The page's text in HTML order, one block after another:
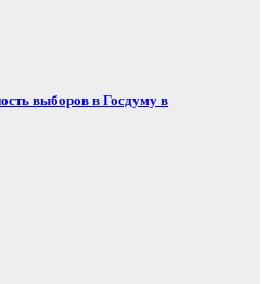
выборов в Госдуму в